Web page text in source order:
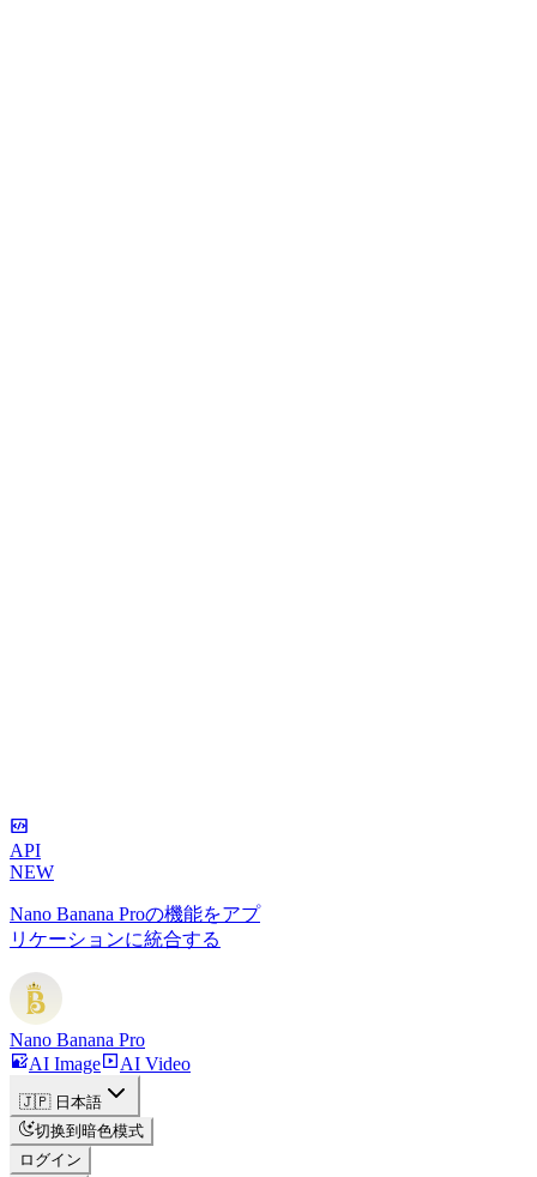
API
NEW
Nano Banana Proの機能をアプ
リケーションに統合する
Nano Banana Pro
AI Image
AI Video
🇯🇵 日本語
切换到暗色模式
ログイン